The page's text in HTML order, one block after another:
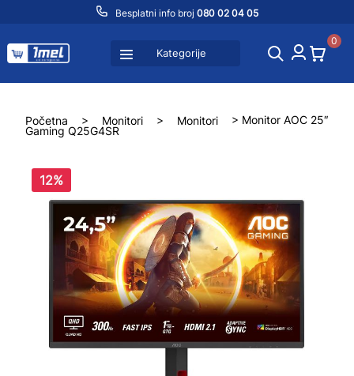
Besplatni info broj 080 02 04 05
Kategorije
0
Početna > Monitori > Monitori
> Monitor AOC 25″
Gaming Q25G4SR
12%